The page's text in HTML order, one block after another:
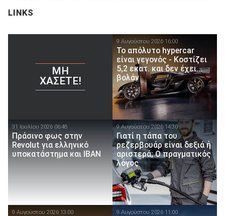
LINKS
ΜΗ
ΧΆΣΕΤΕ!
9 Αυγούστου 2026 16:00
Το απόλυτο hypercar
είναι γεγονός - Κοστίζει
5,2 εκατ. και δεν έχει...
βολάν
31 Ιουλίου 2026 06:48
Πράσινο φως στην
Revolut για ελληνικό
υποκατάστημα και IBAN
9 Αυγούστου 2026 14:30
Γιατί η τάπα του
ρεζερβουάρ είναι δεξιά ή
αριστερά; Ο πραγματικός
λόγος
9 Αυγούστου 2026 13:00 9 Αυγούστου 2026 11:00